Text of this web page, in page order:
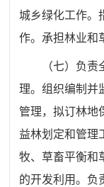
城乡绿化工作。
作。承担林业和
（七）负
理。组织编制并
管理，拟订林地
益林划定和管理
牧、草畜平衡和
的开发利用。负